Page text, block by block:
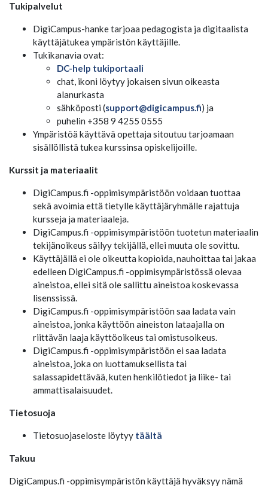
Tukipalvelut
DigiCampus-hanke tarjoaa pedagogista ja digitaalista
käyttäjätukea ympäristön käyttäjille.
Tukikanavia ovat:
DC-help tukiportaali
chat, ikoni löytyy jokaisen sivun oikeasta
alanurkasta
sähköposti (support@digicampus.fi) ja
puhelin +358 9 4255 0555
Ympäristöä käyttävä opettaja sitoutuu tarjoamaan
sisällöllistä tukea kurssinsa opiskelijoille.
Kurssit ja materiaalit
DigiCampus.fi -oppimisympäristöön voidaan tuottaa
sekä avoimia että tietylle käyttäjäryhmälle rajattuja
kursseja ja materiaaleja.
DigiCampus.fi -oppimisympäristöön tuotetun materiaalin
tekijänoikeus säilyy tekijällä, ellei muuta ole sovittu.
Käyttäjällä ei ole oikeutta kopioida, nauhoittaa tai jakaa
edelleen DigiCampus.fi -oppimisympäristössä olevaa
aineistoa, ellei sitä ole sallittu aineistoa koskevassa
lisenssissä.
DigiCampus.fi -oppimisympäristöön saa ladata vain
aineistoa, jonka käyttöön aineiston lataajalla on
riittävän laaja käyttöoikeus tai omistusoikeus.
DigiCampus.fi -oppimisympäristöön ei saa ladata
aineistoa, joka on luottamuksellista tai
salassapidettävää, kuten henkilötiedot ja liike- tai
ammattisalaisuudet.
Tietosuoja
Tietosuojaseloste löytyy täältä
Takuu
DigiCampus.fi -oppimisympäristön käyttäjä hyväksyy nämä